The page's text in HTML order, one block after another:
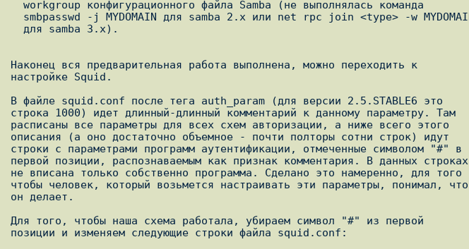
Наконец вся предварительная работа выполнена, можно переходить к
настройке Squid.
В файле squid.conf после тега auth_param (для версии 2.5.STABLE6 это
строка 1000) идет длинный-длинный комментарий к данному параметру. Там
расписаны все параметры для всех схем авторизации, а ниже всего этого
описания (а оно достаточно объемное - почти полторы сотни строк) идут
строки с параметрами программ аутентификации, отмеченные символом "#" в
первой позиции, распознаваемым как признак комментария. В данных строках
не вписана только собственно программа. Сделано это намеренно, для того
чтобы человек, который возьмется настраивать эти параметры, понимал, что
он делает.
Для того, чтобы наша схема работала, убираем символ "#" из первой